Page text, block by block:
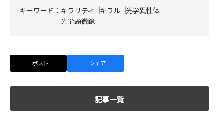
キーワード： キラリティ キラル 光学異性体
光学顕微鏡
ポスト シェア
記事一覧